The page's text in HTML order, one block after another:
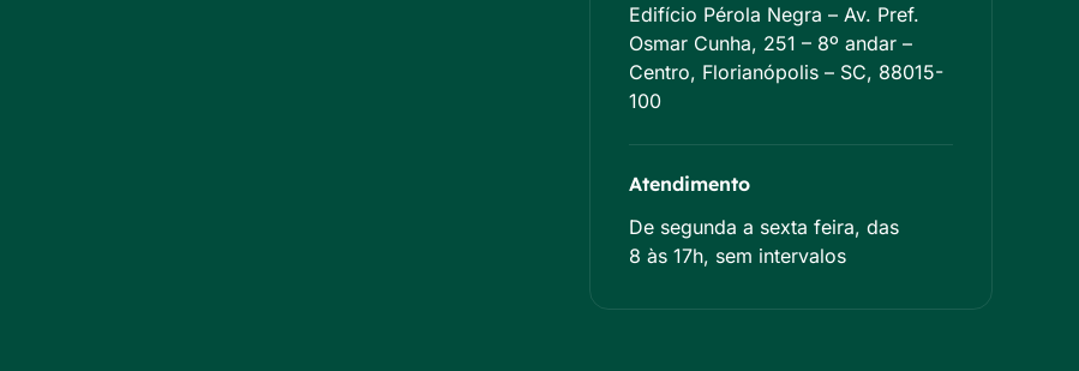
Edifício Pérola Negra – Av. Pref.
Osmar Cunha, 251 – 8º andar –
Centro, Florianópolis – SC, 88015-
100
Atendimento
De segunda a sexta feira, das
8 às 17h, sem intervalos